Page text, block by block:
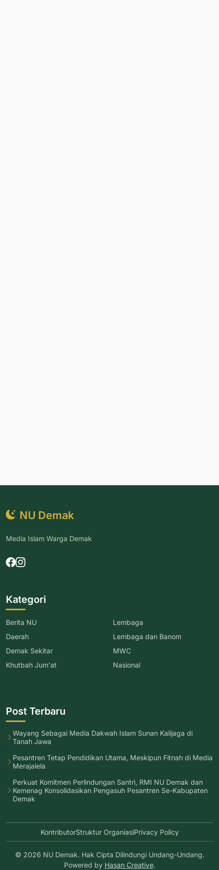
NU Demak
Media Islam Warga Demak
Kategori
Berita NU
Daerah
Demak Sekitar
Khutbah Jum'at
Lembaga
Lembaga dan Banom
MWC
Nasional
Post Terbaru
Wayang Sebagai Media Dakwah Islam Sunan Kalijaga di
Tanah Jawa
Pesantren Tetap Pendidikan Utama, Meskipun Fitnah di Media
Merajalela
Perkuat Komitmen Perlindungan Santri, RMI NU Demak dan
Kemenag Konsolidasikan Pengasuh Pesantren Se-Kabupaten
Demak
KontributorStruktur OrganiasiPrivacy Policy
© 2026 NU Demak. Hak Cipta Dilindungi Undang-Undang.
Powered by Hasan Creative.